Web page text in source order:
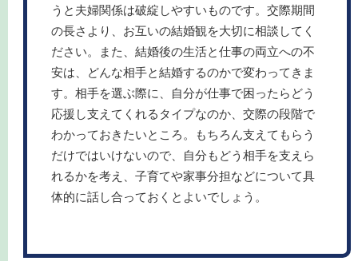
うと夫婦関係は破綻しやすいものです。交際期間
の長さより、お互いの結婚観を大切に相談してく
ださい。また、結婚後の生活と仕事の両立への不
安は、どんな相手と結婚するのかで変わってきま
す。相手を選ぶ際に、自分が仕事で困ったらどう
応援し支えてくれるタイプなのか、交際の段階で
わかっておきたいところ。もちろん支えてもらう
だけではいけないので、自分もどう相手を支えら
れるかを考え、子育てや家事分担などについて具
体的に話し合っておくとよいでしょう。